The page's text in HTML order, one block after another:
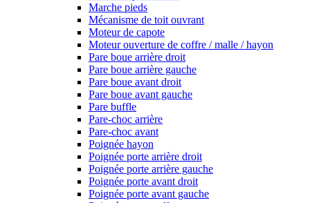
Marche pieds
Mécanisme de toit ouvrant
Moteur de capote
Moteur ouverture de coffre / malle / hayon
Pare boue arrière droit
Pare boue arrière gauche
Pare boue avant droit
Pare boue avant gauche
Pare buffle
Pare-choc arrière
Pare-choc avant
Poignée hayon
Poignée porte arrière droit
Poignée porte arrière gauche
Poignée porte avant droit
Poignée porte avant gauche